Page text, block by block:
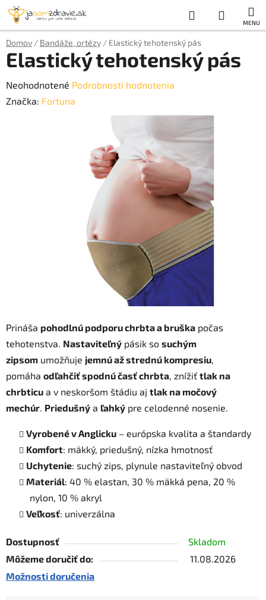
Prejsť
obsah
Hľadať
KOŠÍK
Domov / Bandáže, ortézy / Elastický tehotenský pás
Prináša pohodlnú podporu chrbta a bruška počas
tehotenstva. Nastaviteľný pásik so suchým
zipsom umožňuje jemnú až strednú kompresiu,
pomáha odľahčiť spodnú časť chrbta, znížiť tlak na
chrbticu a v neskoršom štádiu aj tlak na močový
mechúr. Priedušný a ľahký pre celodenné nosenie.
Vyrobené v Anglicku – európska kvalita a štandardy
Komfort: mäkký, priedušný, nízka hmotnosť
Uchytenie: suchý zips, plynule nastaviteľný obvod
Materiál: 40 % elastan, 30 % mäkká pena, 20 %
nylon, 10 % akryl
Veľkosť: univerzálna
Dostupnosť
Skladom
Môžeme doručiť do:
11.08.2026
Možnosti doručenia
Elastický tehotenský pás
Priemerné
hodnotenie
Neohodnotené Podrobnosti hodnotenia
Značka: Fortuna